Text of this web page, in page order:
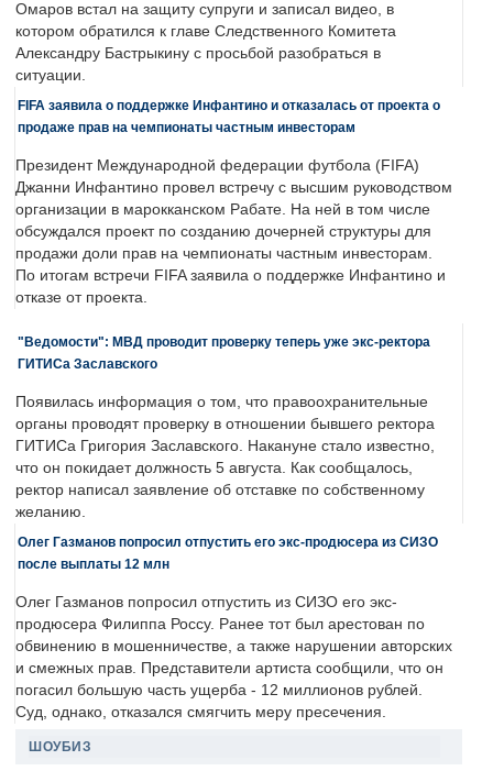
Омаров встал на защиту супруги и записал видео, в
котором обратился к главе Следственного Комитета
Александру Бастрыкину с просьбой разобраться в
ситуации.
FIFA заявила о поддержке Инфантино и отказалась от проекта о
продаже прав на чемпионаты частным инвесторам
Президент Международной федерации футбола (FIFA)
Джанни Инфантино провел встречу с высшим руководством
организации в марокканском Рабате. На ней в том числе
обсуждался проект по созданию дочерней структуры для
продажи доли прав на чемпионаты частным инвесторам.
По итогам встречи FIFA заявила о поддержке Инфантино и
отказе от проекта.
"Ведомости": МВД проводит проверку теперь уже экс-ректора
ГИТИСа Заславского
Появилась информация о том, что правоохранительные
органы проводят проверку в отношении бывшего ректора
ГИТИСа Григория Заславского. Накануне стало известно,
что он покидает должность 5 августа. Как сообщалось,
ректор написал заявление об отставке по собственному
желанию.
Олег Газманов попросил отпустить его экс-продюсера из СИЗО
после выплаты 12 млн
Олег Газманов попросил отпустить из СИЗО его экс-
продюсера Филиппа Россу. Ранее тот был арестован по
обвинению в мошенничестве, а также нарушении авторских
и смежных прав. Представители артиста сообщили, что он
погасил большую часть ущерба - 12 миллионов рублей.
Суд, однако, отказался смягчить меру пресечения.
ШОУБИЗ